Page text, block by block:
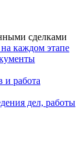
сделками
каждом этапе
и работа
дел, работы